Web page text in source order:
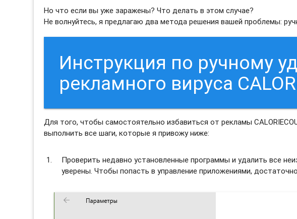
Но что если вы уже заражены? Что делать в этом случае?
Не волнуйтесь, я предлагаю два метода решения вашей проблемы:
Инструкция по ручному
рекламного вируса
Для того, чтобы самостоятельно избавиться от рекламы
выполнить все шаги, которые я привожу ниже:
Проверить недавно установленные программы и удалить все
уверены. Чтобы попасть в управление приложениями,